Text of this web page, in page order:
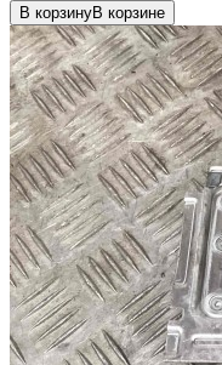
В корзинуВ корзине